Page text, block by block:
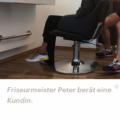
©
Friseurmeister Peter berät eine
Kundin.